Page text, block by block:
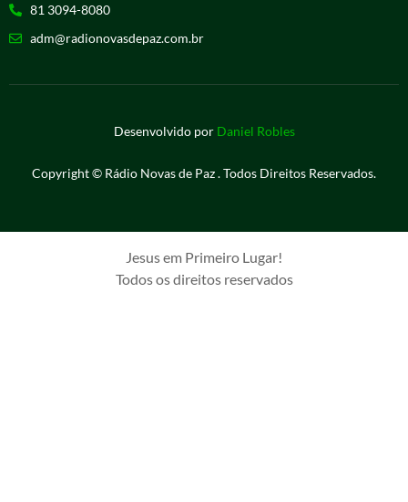
81 3094-8080
adm@radionovasdepaz.com.br
Desenvolvido por Daniel Robles
Copyright © Rádio Novas de Paz . Todos Direitos Reservados.
Jesus em Primeiro Lugar!
Todos os direitos reservados